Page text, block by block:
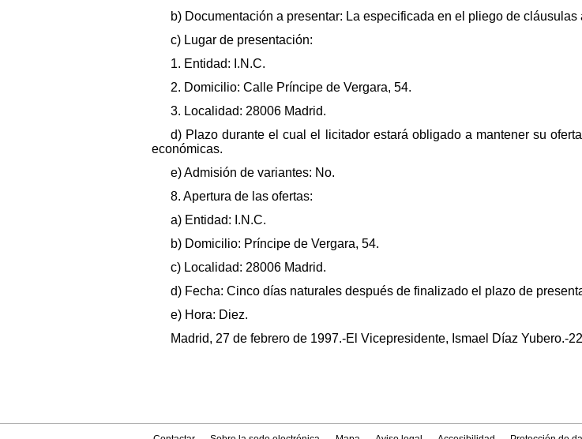
b) Documentación a presentar: La especificada en el pliego de
c) Lugar de presentación:
1. Entidad: I.N.C.
2. Domicilio: Calle Príncipe de Vergara, 54.
3. Localidad: 28006 Madrid.
d) Plazo durante el cual el licitador estará obligado a mantener su
económicas.
e) Admisión de variantes: No.
8. Apertura de las ofertas:
a) Entidad: I.N.C.
b) Domicilio: Príncipe de Vergara, 54.
c) Localidad: 28006 Madrid.
d) Fecha: Cinco días naturales después de finalizado el plazo de
e) Hora: Diez.
Madrid, 27 de febrero de 1997.-El Vicepresidente, Ismael Díaz Yubero.-